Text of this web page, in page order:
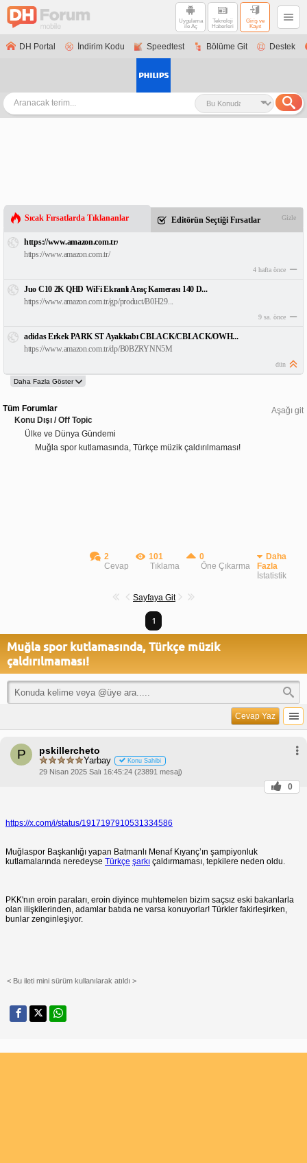
Uygulama
ile Aç
Teknoloji
Haberleri
Giriş ve
Kayıt
DH Portal İndirim Kodu Speedtest Bölüme Git Destek
Sıcak Fırsatlarda Tıklananlar Editörün Seçtiği Fırsatlar Gizle
https://www.amazon.com.tr/
https://www.amazon.com.tr/
4 hafta önce
Juo C10 2K QHD WiFi Ekranlı Araç Kamerası 140 D...
https://www.amazon.com.tr/gp/product/B0H29...
9 sa. önce
adidas Erkek PARK ST Ayakkabı CBLACK/CBLACK/OWH...
https://www.amazon.com.tr/dp/B0BZRYNN5M
dün
Aşağı git
Tüm Forumlar
Konu Dışı / Off Topic
Ülke ve Dünya Gündemi
Muğla spor kutlamasında, Türkçe müzik çaldırılmaması!
2
Cevap
101
Tıklama
0
Öne Çıkarma
Daha
Fazla
İstatistik
Sayfaya Git
1
Muğla spor kutlamasında, Türkçe müzik
çaldırılmaması!
Cevap Yaz
P pskillercheto
Yarbay Konu Sahibi
29 Nisan 2025 Salı 16:45:24 (23891 mesaj)
0
https://x.com/i/status/1917197910531334586
Muğlaspor Başkanlığı yapan Batmanlı Menaf Kıyanç’ın şampiyonluk
kutlamalarında neredeyse Türkçe şarkı çaldırmaması, tepkilere neden oldu.
PKK'nın eroin paraları, eroin diyince muhtemelen bizim saçsız eski bakanlarla
olan ilişkilerinden, adamlar batıda ne varsa konuyorlar! Türkler fakirleşirken,
bunlar zenginleşiyor.
< Bu ileti mini sürüm kullanılarak atıldı >